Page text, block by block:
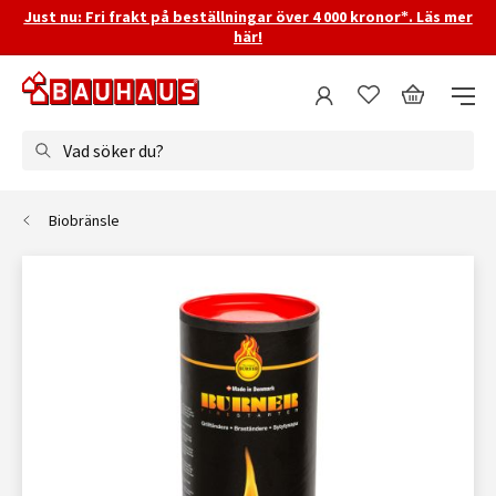
Just nu: Fri frakt på beställningar över 4 000 kronor*. Läs mer
här!
Vad söker du?
Biobränsle